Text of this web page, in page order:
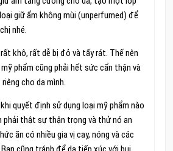
giữ ẩm không mùi (unperfumed) để
nhé.
khô, rất dễ bị đỏ và tấy rát. Thế nên
phẩm cũng phải hết sức cẩn thận và
cho da mình.
quyết định sử dụng loại mỹ phẩm nào
phải thật sự thận trọng và thử nó an
ăn có nhiều gia vị cay, nóng và các